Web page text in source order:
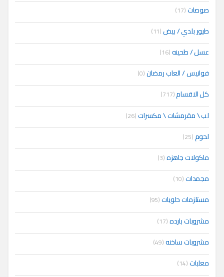
صوصات(17)
طيور بلدي / بيض(11)
عسل / طحينه(16)
فوانيس / العاب رمضان(0)
كل الاقسام(717)
لب \ مقرمشات \ مكسرات(26)
لحوم(25)
ماكولات جاهزه(3)
مجمدات(10)
مستلزمات حلويات(95)
مشروبات بارده(17)
مشروبات ساخنه(49)
معلبات(14)